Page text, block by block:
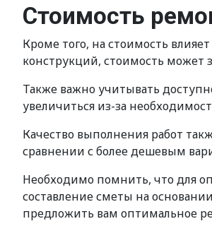
Стоимость
Кроме того, на стоимость
конструкций, стоимость может
Также важно учитывать
увеличиться из-за
Качество выполнения работ
сравнении с более дешевым
Необходимо помнить, что для
составление сметы на
предложить вам оптимальное